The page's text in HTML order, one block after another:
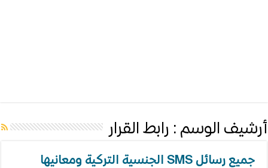
أرشيف الوسم : رابط القرار
جميع رسائل SMS الجنسية التركية ومعانيها